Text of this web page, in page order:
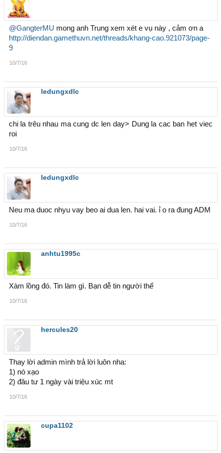
@GangterMU mong anh Trung xem xét e vụ này , cảm ơn a
http://diendan.gamethuvn.net/threads/khang-cao.921073/page-
9
10/7/16
ledungxdlc
chi la trêu nhau ma cung dc len day> Dung la cac ban het viec
roi
10/7/16
ledungxdlc
Neu ma duoc nhyu vay beo ai dua len. hai vai. ỉ o ra đung ADM
10/7/16
anhtu1995c
Xàm lồng đó. Tin làm gì. Bạn dễ tin người thế
10/7/16
hercules20
Thay lời admin mình trả lời luôn nha:
1) nó xạo
2) đâu tư 1 ngày vài triệu xúc mt
10/7/16
cupa1102